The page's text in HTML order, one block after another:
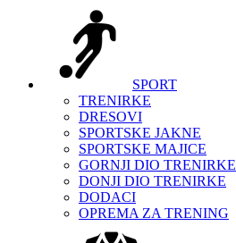
SPORT
TRENIRKE
DRESOVI
SPORTSKE JAKNE
SPORTSKE MAJICE
GORNJI DIO TRENIRKE
DONJI DIO TRENIRKE
DODACI
OPREMA ZA TRENING